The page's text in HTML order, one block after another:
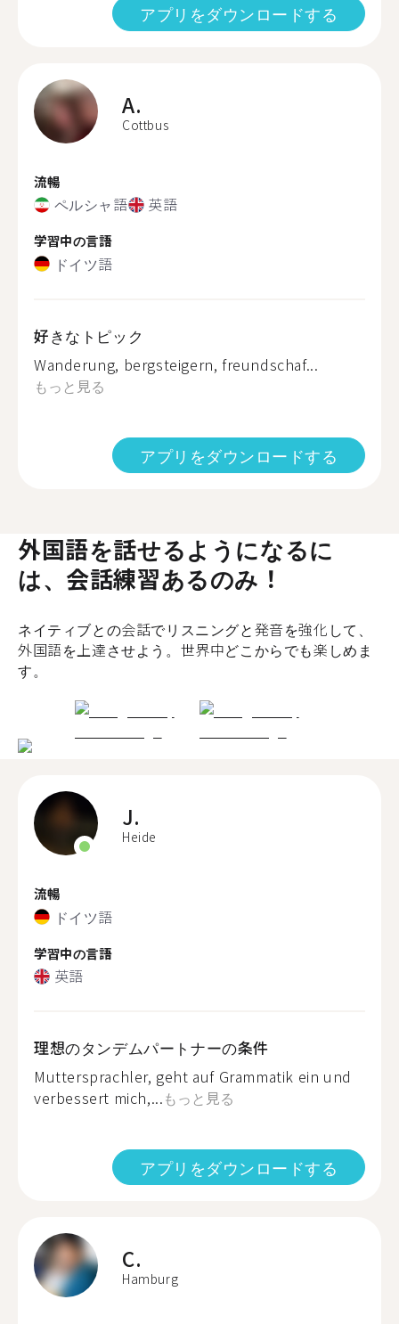
アプリをダウンロードする
A.
Cottbus
流暢
ペルシャ語 英語
学習中の言語
ドイツ語
好きなトピック
Wanderung, bergsteigern, freundschaf...
もっと見る
アプリをダウンロードする
外国語を話せるようになるに
は、会話練習あるのみ！
ネイティブとの会話でリスニングと発音を強化して、
外国語を上達させよう。世界中どこからでも楽しめま
す。
J.
Heide
流暢
ドイツ語
学習中の言語
英語
理想のタンデムパートナーの条件
Muttersprachler, geht auf Grammatik ein und
verbessert mich,...もっと見る
アプリをダウンロードする
C.
Hamburg